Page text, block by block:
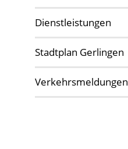
Dienstleistungen
Stadtplan Gerlingen
Verkehrsmeldungen